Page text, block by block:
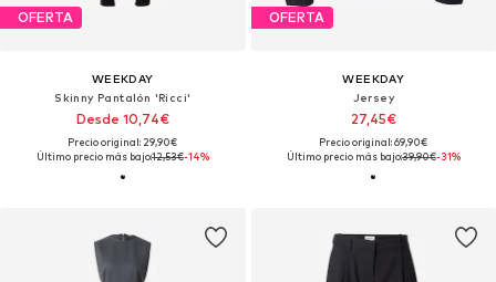
OFERTA
WEEKDAY
Skinny Pantalón 'Ricci'
Desde 10,74€
Precio original: 29,90€
Último precio más bajo:12,53€-14%
OFERTA
WEEKDAY
Jersey
27,45€
Precio original: 69,90€
Último precio más bajo:39,90€-31%